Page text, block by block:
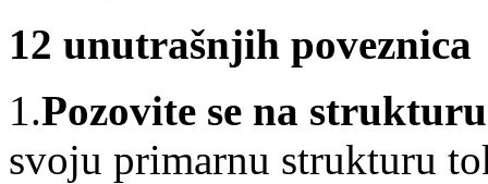
12 unutrašnjih poveznica
1.Pozovite se na
svoju primarnu strukturu